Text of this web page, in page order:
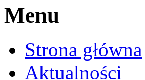
Menu
Strona główna
Aktualności